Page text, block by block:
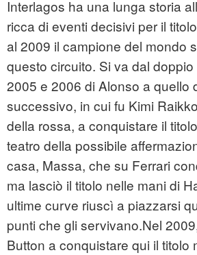
Interlagos ha una lunga storia
ricca di eventi decisivi per il
al 2009 il campione del mondo
questo circuito. Si va dal
2005 e 2006 di Alonso a quello
successivo, in cui fu Kimi
della rossa, a conquistare il
teatro della possibile
casa, Massa, che su Ferrari
ma lasciò il titolo nelle mani di
ultime curve riuscì a piazzarsi
punti che gli servivano.Nel
Button a conquistare qui il titolo